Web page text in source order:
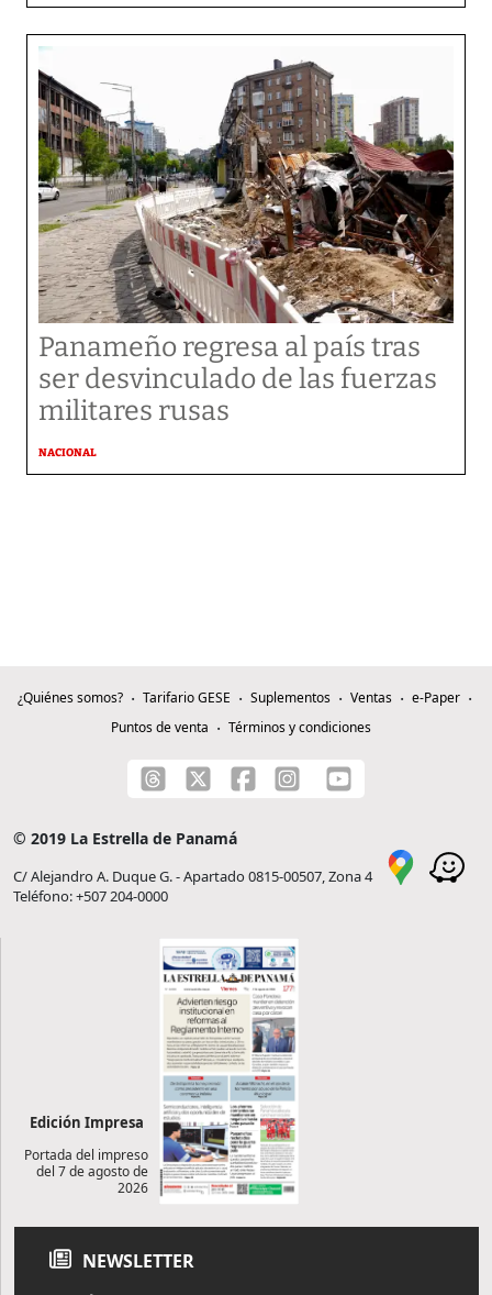
Panameño regresa al país tras
ser desvinculado de las fuerzas
militares rusas
NACIONAL
¿Quiénes somos? Tarifario GESE Suplementos Ventas
e-Paper
Puntos de venta
Términos y condiciones
© 2019 La Estrella de Panamá
C/ Alejandro A. Duque G. - Apartado 0815-00507, Zona 4
Teléfono: +507 204-0000
Edición Impresa
Portada del impreso
del 7 de agosto de
2026
NEWSLETTER